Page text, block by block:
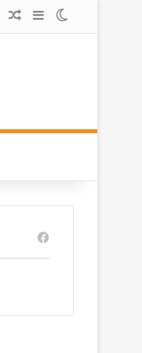
Random Article
Sidebar